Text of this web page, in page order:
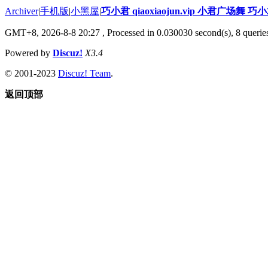
Archiver|手机版|小黑屋|巧小君 qiaoxiaojun.vip 小君广场舞 巧
GMT+8, 2026-8-8 20:27 , Processed in 0.030030 second(s), 8
Powered by Discuz! X3.4
© 2001-2023 Discuz! Team.
返回顶部